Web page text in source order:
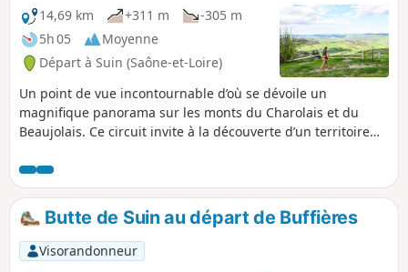
14,69 km
+311 m
-305 m
5h 05
Moyenne
Départ à Suin (Saône-et-Loire)
Un point de vue incontournable d’où se dévoile un
magnifique panorama sur les monts du Charolais et du
Beaujolais. Ce circuit invite à la découverte d’un territoire
Butte de Suin au départ de Buffières
Visorandonneur